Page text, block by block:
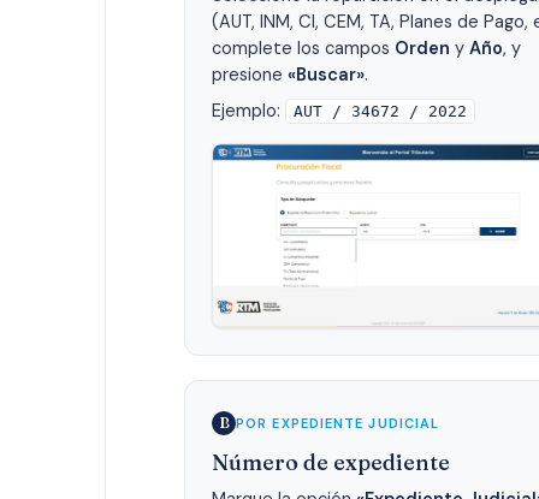
(AUT, INM, CI, CEM, TA, Planes de Pago,
complete los campos Orden y Año, y
presione «Buscar».
Ejemplo:
AUT / 34672 / 2022
B POR EXPEDIENTE JUDICIAL
Número de expediente